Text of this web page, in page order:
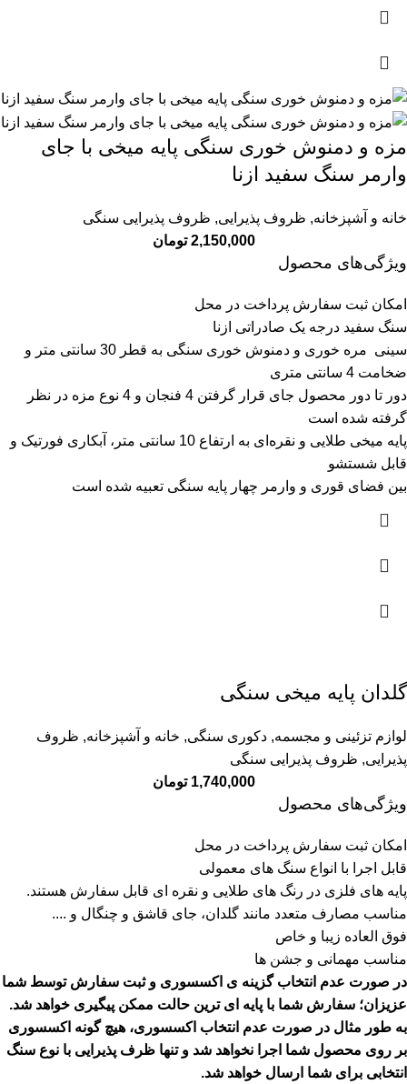
مزه و دمنوش خوری سنگی پایه میخی با جای
وارمر سنگ سفید ازنا
خانه و آشپزخانه, ظروف پذیرایی, ظروف پذیرایی سنگی
2,150,000 تومان
ویژگی‌های محصول
امکان ثبت سفارش پرداخت در محل
سنگ سفید درجه یک صادراتی ازنا
سینی مره خوری و دمنوش خوری سنگی به قطر 30 سانتی متر و
ضخامت 4 سانتی متری
دور تا دور محصول جای قرار گرفتن 4 فنجان و 4 نوع مزه در نظر
گرفته شده است
پایه میخی طلایی و نقره‌ای به ارتفاع 10 سانتی متر، آبکاری فورتیک و
قابل شستشو
بین فضای قوری و وارمر چهار پایه سنگی تعبیه شده است
گلدان پایه میخی سنگی
لوازم تزئینی و مجسمه, دکوری سنگی, خانه و آشپزخانه, ظروف
پذیرایی, ظروف پذیرایی سنگی
1,740,000 تومان
ویژگی‌های محصول
امکان ثبت سفارش پرداخت در محل
قابل اجرا با انواع سنگ های معمولی
پایه های فلزی در رنگ های طلایی و نقره ای قابل سفارش هستند.
مناسب مصارف متعدد مانند گلدان، جای قاشق و چنگال و ....
فوق العاده زیبا و خاص
مناسب مهمانی و جشن ها
در صورت عدم انتخاب گزینه ی اکسسوری و ثبت سفارش توسط شما
عزیزان؛ سفارش شما با پایه ای ترین حالت ممکن پیگیری خواهد شد.
به طور مثال در صورت عدم انتخاب اکسسوری، هیچ گونه اکسسوری
بر روی محصول شما اجرا نخواهد شد و تنها ظرف پذیرایی با نوع سنگ
انتخابی برای شما ارسال خواهد شد.